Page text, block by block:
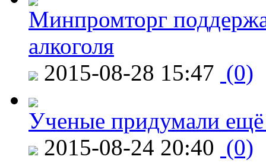
Минпромторг
алкоголя
2015-08-28 15:47 (0)
Ученые придумали ещё
2015-08-24 20:40 (0)